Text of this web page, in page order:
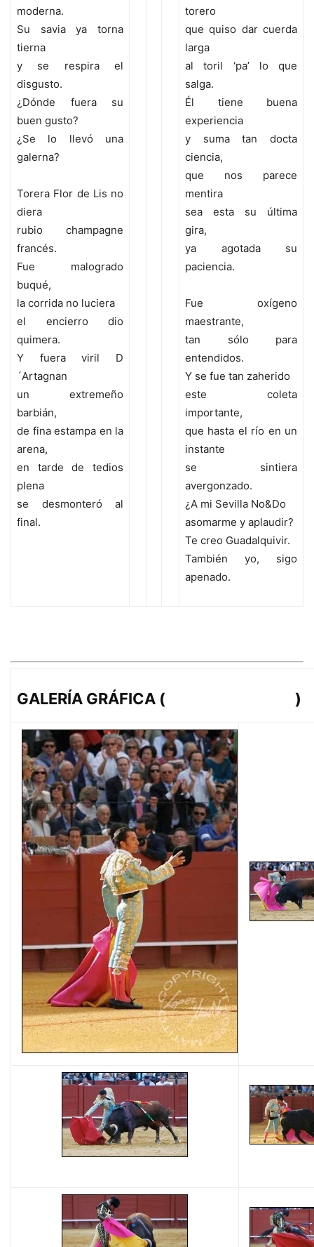
moderna.
Su savia ya torna
tierna
y se respira el
disgusto.
¿Dónde fuera su
buen gusto?
¿Se lo llevó una
galerna?
Torera Flor de Lis no
diera
rubio champagne
francés.
Fue malogrado
buqué,
la corrida no luciera
el encierro dio
quimera.
Y fuera viril D
´Artagnan
un extremeño
barbián,
de fina estampa en la
arena,
en tarde de tedios
plena
se desmonteró al
final.
torero
que quiso dar cuerda
larga
al toril ‘pa’ lo que
salga.
Él tiene buena
experiencia
y suma tan docta
ciencia,
que nos parece
mentira
sea esta su última
gira,
ya agotada su
paciencia.
Fue oxígeno
maestrante,
tan sólo para
entendidos.
Y se fue tan zaherido
este coleta
importante,
que hasta el río en un
instante
se sintiera
avergonzado.
¿A mi Sevilla No&Do
asomarme y aplaudir?
Te creo Guadalquivir.
También yo, sigo
apenado.
GALERÍA GRÁFICA ( )